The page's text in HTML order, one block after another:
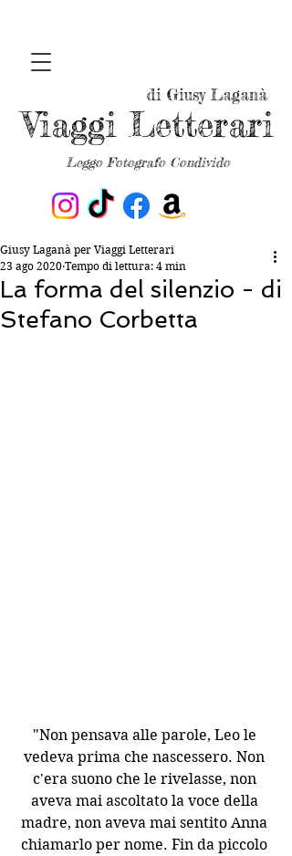
Leggo Fotografo Condivido
Viaggi Letterari
di Giusy Laganà
La forma del silenzio - di
Stefano Corbetta
Giusy Laganà per Viaggi Letterari
23 ago 2020 Tempo di lettura: 4 min
"Non pensava alle parole, Leo le
vedeva prima che nascessero. Non
c'era suono che le rivelasse, non
aveva mai ascoltato la voce della
madre, non aveva mai sentito Anna
chiamarlo per nome. Fin da piccolo